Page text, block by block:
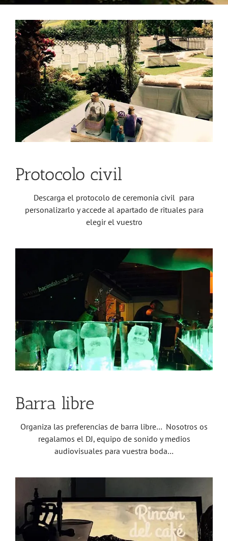
Protocolo civil
Descarga el protocolo de ceremonia civil para
personalizarlo y accede al apartado de rituales para
elegir el vuestro
Barra libre
Organiza las preferencias de barra libre… Nosotros os
regalamos el DJ, equipo de sonido y medios
audiovisuales para vuestra boda…